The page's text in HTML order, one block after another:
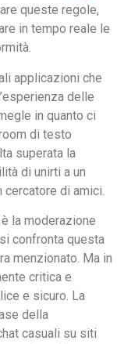
queste regole,
in tempo reale le
applicazioni che
delle
in quanto ci
di testo
superata la
di unirti a un
cercatore di amici.
la moderazione
confronta questa
menzionato. Ma in
critica e
e sicuro. La
della
casuali su siti